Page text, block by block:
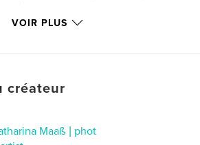
invites the viewer to slow down.
Übergang vom Inneren ins
in die Bewegung, vom
VOIR PLUS
créateur
Maaß | phot